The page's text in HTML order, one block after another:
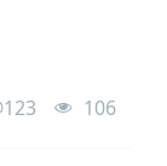
106